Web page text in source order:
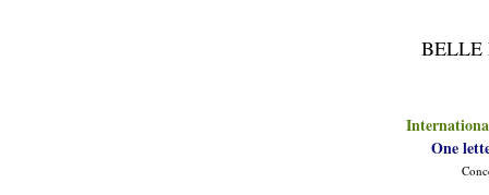
BELLE
One